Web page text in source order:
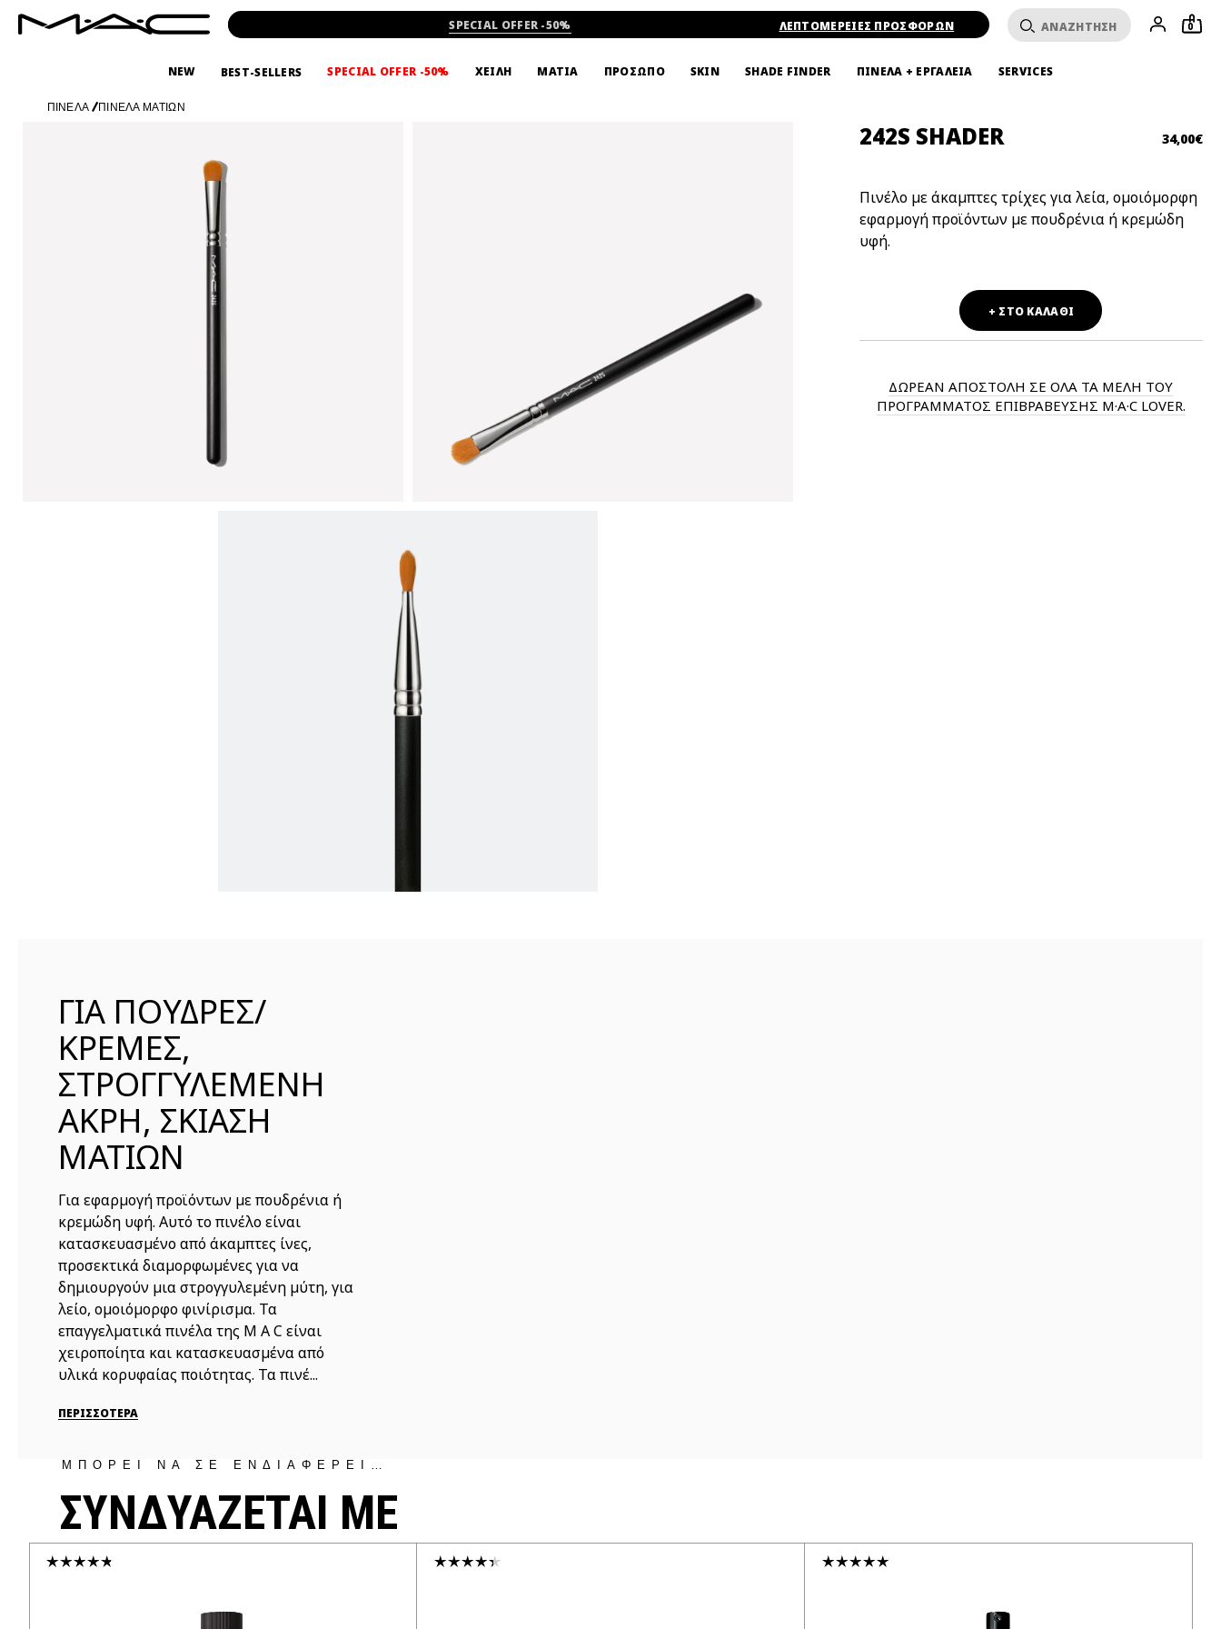
SPECIAL OFFER -50% ΛΕΠΤΟΜΕΡΕΙΕΣ ΠΡΟΣΦΟΡΩΝ 0
NEW BEST-SELLERS SPECIAL OFFER -50% ΧΕΙΛΗ ΜΑΤΙΑ ΠΡΟΣΩΠΟ SKIN SHADE FINDER ΠΙΝΕΛΑ + ΕΡΓΑΛΕΙΑ SERVICES
ΠΙΝΕΛΑ /ΠΙΝΕΛΑ ΜΑΤΙΩΝ
242S SHADER 34,00€
Πινέλο με άκαμπτες τρίχες για λεία, ομοιόμορφη
εφαρμογή προϊόντων με πουδρένια ή κρεμώδη
υφή.
+ ΣΤΟ ΚΑΛΑΘΙ
ΔΩΡΕΑΝ ΑΠΟΣΤΟΛΗ ΣΕ ΟΛΑ ΤΑ ΜΕΛΗ ΤΟΥ
ΠΡΟΓΡΑΜΜΑΤΟΣ ΕΠΙΒΡΑΒΕΥΣΗΣ M·A·C LOVER.
ΓΙΑ ΠΟΥΔΡΕΣ/
ΚΡΕΜΕΣ,
ΣΤΡΟΓΓΥΛΕΜΕΝΗ
ΑΚΡΗ, ΣΚΙΑΣΗ
ΜΑΤΙΩΝ
Για εφαρμογή προϊόντων με πουδρένια ή
κρεμώδη υφή. Αυτό το πινέλο είναι
κατασκευασμένο από άκαμπτες ίνες,
προσεκτικά διαμορφωμένες για να
δημιουργούν μια στρογγυλεμένη μύτη, για
λείο, ομοιόμορφο φινίρισμα. Τα
επαγγελματικά πινέλα της M A C είναι
χειροποίητα και κατασκευασμένα από
υλικά κορυφαίας ποιότητας. Τα πινέ...
ΠΕΡΙΣΣΟΤΕΡΑ
ΜΠΟΡΕΙ ΝΑ ΣΕ ΕΝΔΙΑΦΕΡΕΙ…
ΣΥΝΔΥΑΖΕΤΑΙ ΜΕ